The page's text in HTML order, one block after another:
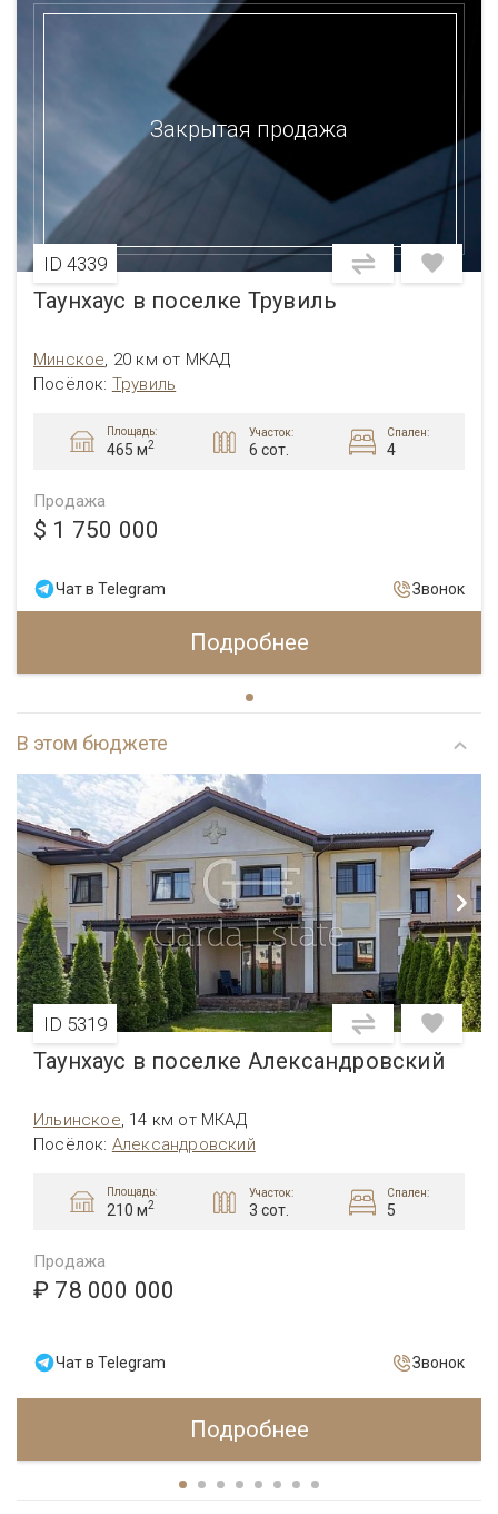
Закрытая продажа
ID 4339
Таунхаус в поселке Трувиль
Минское, 20 км от МКАД
Посёлок: Трувиль
Площадь:
465 м2
Участок:
6 сот.
Спален:
4
Продажа
$ 1 750 000
Чат в Telegram Звонок
Подробнее
В этом бюджете
ID 5319
Таунхаус в поселке Александровский
Ильинское, 14 км от МКАД
Посёлок: Александровский
Площадь:
210 м2
Участок:
3 сот.
Спален:
5
Продажа
₽ 78 000 000
Чат в Telegram Звонок
Подробнее